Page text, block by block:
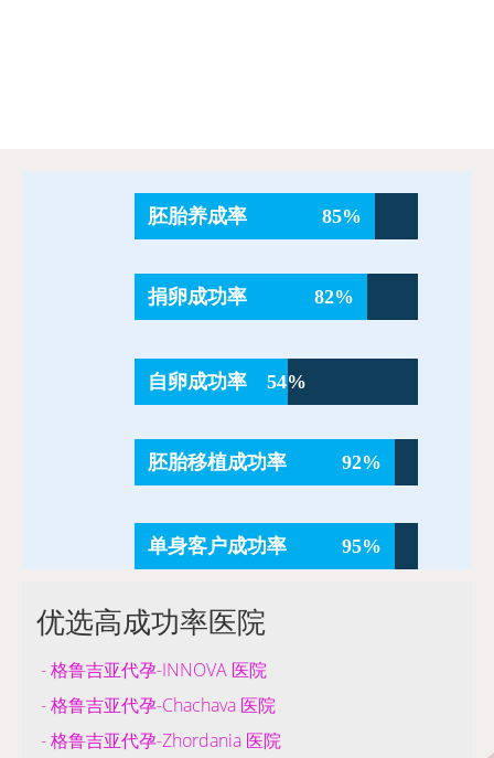
胚胎养成率 85%
捐卵成功率 82%
自卵成功率 54%
胚胎移植成功率 92%
单身客户成功率 95%
优选高成功率医院
- 格鲁吉亚代孕-INNOVA 医院
- 格鲁吉亚代孕-Chachava 医院
- 格鲁吉亚代孕-Zhordania 医院